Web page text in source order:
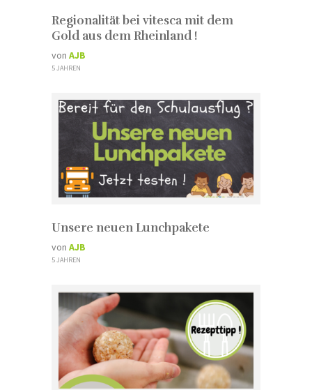
Regionalität bei vitesca mit dem
Gold aus dem Rheinland !
von AJB
5 JAHREN
Unsere neuen Lunchpakete
von AJB
5 JAHREN